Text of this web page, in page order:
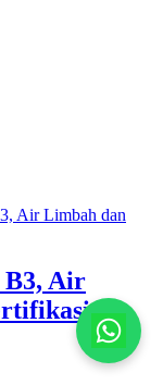
B3, Air